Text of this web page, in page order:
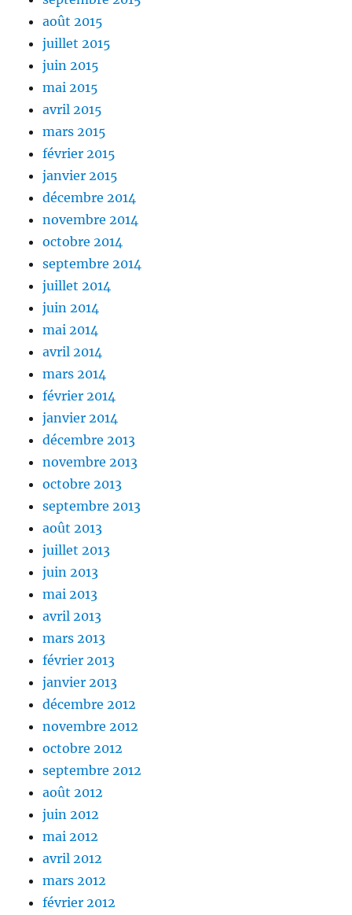
août 2015
juillet 2015
juin 2015
mai 2015
avril 2015
mars 2015
février 2015
janvier 2015
décembre 2014
novembre 2014
octobre 2014
septembre 2014
juillet 2014
juin 2014
mai 2014
avril 2014
mars 2014
février 2014
janvier 2014
décembre 2013
novembre 2013
octobre 2013
septembre 2013
août 2013
juillet 2013
juin 2013
mai 2013
avril 2013
mars 2013
février 2013
janvier 2013
décembre 2012
novembre 2012
octobre 2012
septembre 2012
août 2012
juin 2012
mai 2012
avril 2012
mars 2012
février 2012